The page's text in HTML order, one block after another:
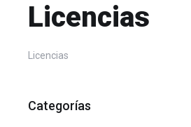
Licencias
Licencias
Categorías